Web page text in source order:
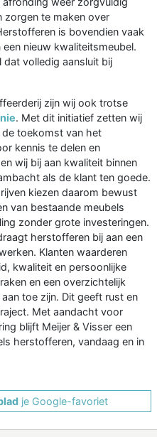
te maken over
is bovendien vaak
nieuw kwaliteitsmeubel.
dat volledig aansluit bij
zijn wij ook trotse
. Met dit initiatief zetten wij
toekomst van het
kennis te delen en
wij bij aan kwaliteit binnen
als de klant ten goede.
kiezen daarom bewust
van bestaande meubels
zonder grote investeringen.
herstofferen bij aan een
Klanten waarderen
kwaliteit en persoonlijke
en een overzichtelijk
toe zijn. Dit geeft rust en
Met aandacht voor
blijft Meijer & Visser een
herstofferen, vandaag en in
je Google-favoriet